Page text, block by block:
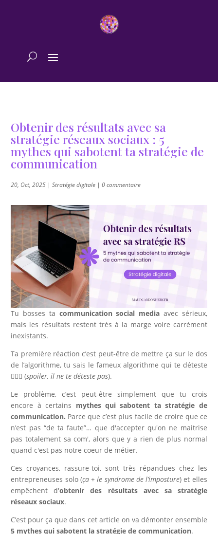
Obtenir des résultats avec sa
stratégie réseaux sociaux : 5
mythes qui sabotent ta stratégie de
communication
20, Oct, 2025 |Stratégie digitale |0 commentaire
Tu bosses ta communication social media avec sérieux,
mais les résultats restent très à la marge voire carrément
inexistants.
Ta première réaction c’est peut-être de mettre ça sur le dos
de l’algorithme, tu sais le fameux algorithme qui te déteste
🤷🏻‍♀️ (spoiler, il ne te déteste pas).
Le problème, c’est peut-être simplement que tu crois
encore à certains mythes qui sabotent ta stratégie de
communication. Parce que c’est plus facile de croire que ce
n’est pas “de ta faute”… que d'accepter qu'on ne maitrise
pas totalement sa com', alors que y a rien de plus normal
quand c'est pas notre coeur de métier.
Ces croyances, rassure-toi, sont très répandues chez les
entrepreneuses solo (ça + le syndrome de l’imposture) et elles
empêchent d'obtenir des résultats avec sa stratégie
réseaux sociaux.
C’est pour ça que dans cet article on va démonter ensemble
5 mythes qui sabotent la stratégie de communication.